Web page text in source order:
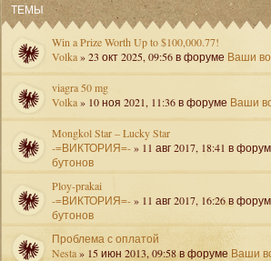
ТЕМЫ
Win a Prize Worth Up to $100,000.77!
Volka» 23 окт 2025, 09:56 в форуме Ваши
viagra 50 mg
Volka» 10 ноя 2021, 11:36 в форуме Ваши
Mongkol Star – Lucky Star
-=ВИКТОРИЯ=-» 11 авг 2017, 18:41 в
бутонов
Ploy-prakai
-=ВИКТОРИЯ=-» 11 авг 2017, 16:26 в
бутонов
Проблема с оплатой
Nesta» 15 июн 2013, 09:58 в форуме Ваши